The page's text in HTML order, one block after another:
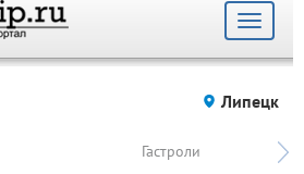
Toggle
Липецк
Гастроли